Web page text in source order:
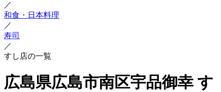
／
和食・日本料理
／
寿司
／
すし店の一覧
広島県広島市南区宇品御幸 す